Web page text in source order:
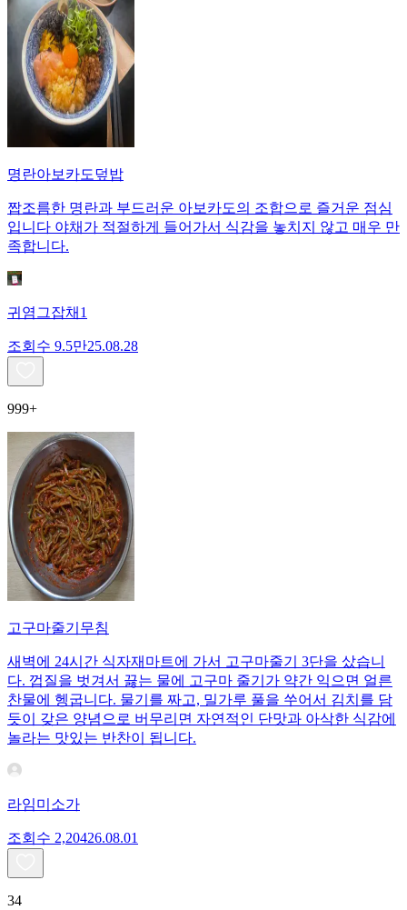
명란아보카도덮밥
짭조름한 명란과 부드러운 아보카도의 조합으로 즐거운 점심
입니다 야채가 적절하게 들어가서 식감을 놓치지 않고 매우 만
족합니다.
귀염그잡채1
조회수 9.5만25.08.28
999+
고구마줄기무침
새벽에 24시간 식자재마트에 가서 고구마줄기 3단을 샀습니
다. 껍질을 벗겨서 끓는 물에 고구마 줄기가 약간 익으면 얼른
찬물에 헹굽니다. 물기를 짜고, 밀가루 풀을 쑤어서 김치를 담
듯이 갖은 양념으로 버무리면 자연적인 단맛과 아삭한 식감에
놀라는 맛있는 반찬이 됩니다.
라임미소가
조회수 2,20426.08.01
34